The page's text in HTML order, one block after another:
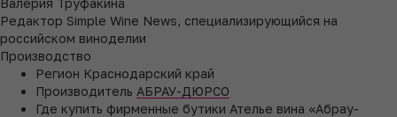
Редактор Simple Wine News, специализирующийся на
российском виноделии
Производство
Регион Краснодарский край
Производитель АБРАУ-ДЮРСО
Где купить фирменные бутики Ателье вина «Абрау-